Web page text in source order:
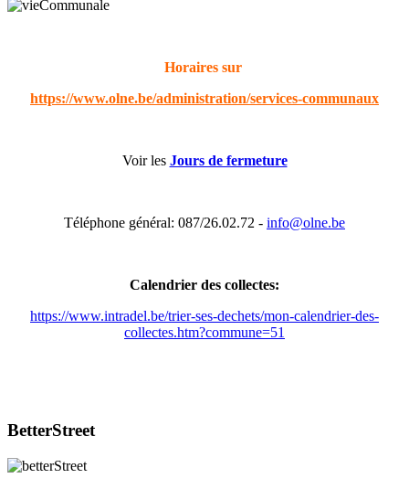
Horaires sur
https://www.olne.be/administration/services-communaux
Voir les Jours de fermeture
Téléphone général: 087/26.02.72 - info@olne.be
Calendrier des collectes:
https://www.intradel.be/trier-ses-dechets/mon-calendrier-des-
collectes.htm?commune=51
BetterStreet